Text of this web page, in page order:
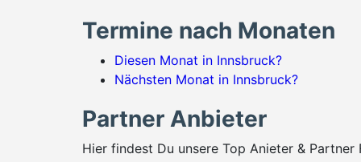
Termine nach Monaten
Diesen Monat in Innsbruck?
Nächsten Monat in Innsbruck?
Partner Anbieter
Hier findest Du unsere Top Anieter & Partner